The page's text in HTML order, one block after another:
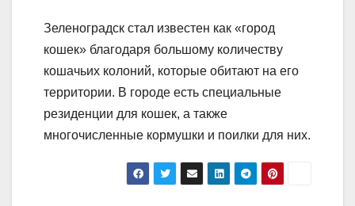
Зеленоградск стал известен как «город
кошек» благодаря большому количеству
кошачьих колоний, которые обитают на его
территории. В городе есть специальные
резиденции для кошек, а также
многочисленные кормушки и поилки для них.